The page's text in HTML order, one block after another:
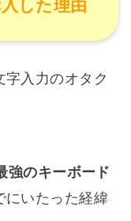
した理由
入力のオタク
強のキーボード
にいたった経緯